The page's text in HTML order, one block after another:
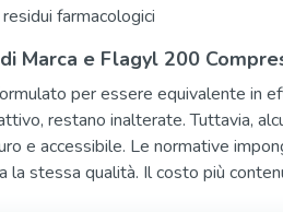
farmacologici
Marca e Flagyl 200
per essere equivalente in
restano inalterate. Tuttavia,
e accessibile. Le normative
la stessa qualità. Il costo più